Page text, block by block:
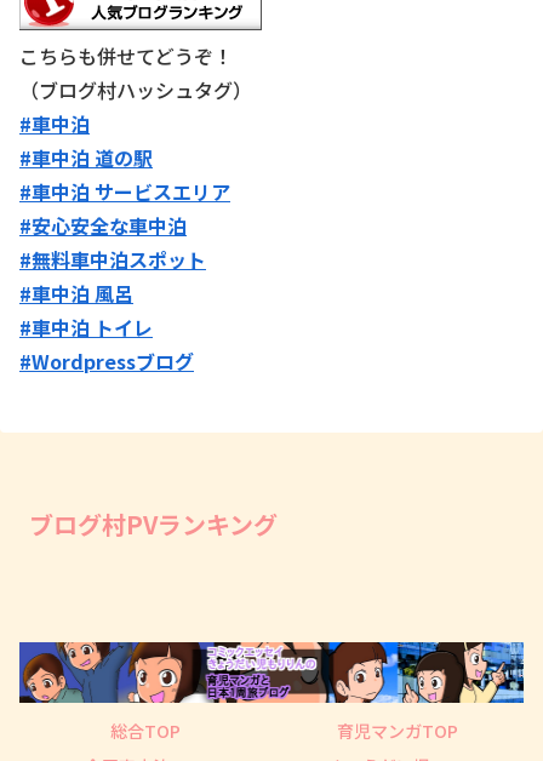
こちらも併せてどうぞ！
（ブログ村ハッシュタグ）
#車中泊
#車中泊 道の駅
#車中泊 サービスエリア
#安心安全な車中泊
#無料車中泊スポット
#車中泊 風呂
#車中泊 トイレ
#Wordpressブログ
ブログ村PVランキング
総合TOP
育児マンガTOP